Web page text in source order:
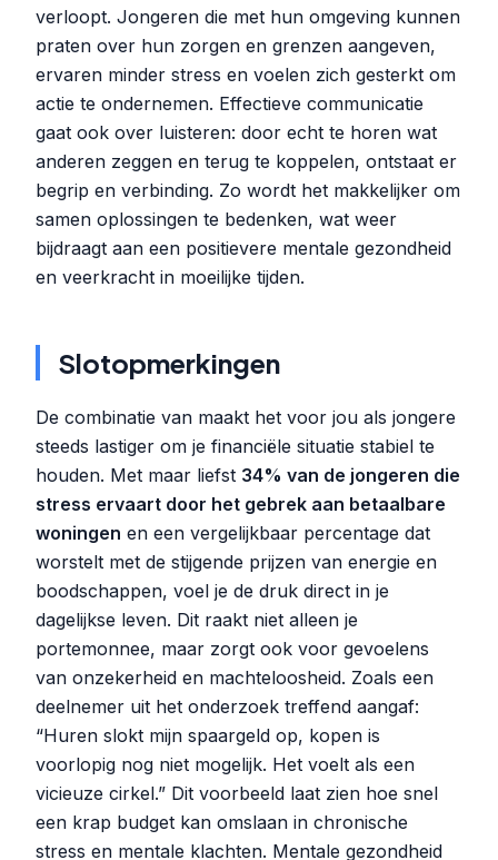
verloopt. Jongeren die met hun omgeving kunnen
praten over hun zorgen en grenzen aangeven,
ervaren minder stress en voelen zich gesterkt om
actie te ondernemen. Effectieve communicatie
gaat ook over luisteren: door echt te horen wat
anderen zeggen en terug te koppelen, ontstaat er
begrip en verbinding. Zo wordt het makkelijker om
samen oplossingen te bedenken, wat weer
bijdraagt aan een positievere mentale gezondheid
en veerkracht in moeilijke tijden.
Slotopmerkingen
De combinatie van maakt het voor jou als jongere
steeds lastiger om je financiële situatie stabiel te
houden. Met maar liefst 34% van de jongeren die
stress ervaart door het gebrek aan betaalbare
woningen en een vergelijkbaar percentage dat
worstelt met de stijgende prijzen van energie en
boodschappen, voel je de druk direct in je
dagelijkse leven. Dit raakt niet alleen je
portemonnee, maar zorgt ook voor gevoelens
van onzekerheid en machteloosheid. Zoals een
deelnemer uit het onderzoek treffend aangaf:
“Huren slokt mijn spaargeld op, kopen is
voorlopig nog niet mogelijk. Het voelt als een
vicieuze cirkel.” Dit voorbeeld laat zien hoe snel
een krap budget kan omslaan in chronische
stress en mentale klachten. Mentale gezondheid